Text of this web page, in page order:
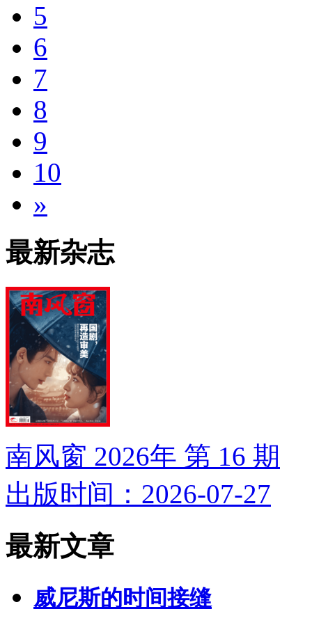
5
6
7
8
9
10
»
最新杂志
南风窗 2026年 第 16 期
出版时间：2026-07-27
最新文章
威尼斯的时间接缝